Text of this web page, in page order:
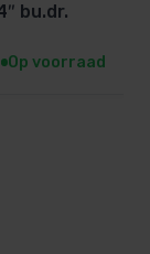
bu.dr.
Op voorraad